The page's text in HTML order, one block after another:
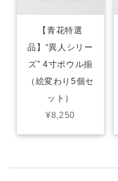
【青花特選
品】“異人シリー
ズ” 4寸ボウル揃
（絵変わり5個セ
ット）
¥8,250